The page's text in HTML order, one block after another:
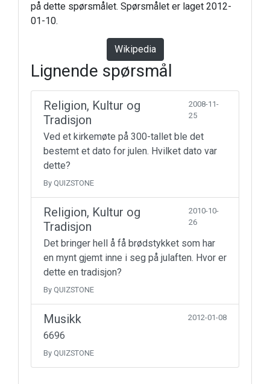
på dette spørsmålet. Spørsmålet er laget 2012-
01-10.
Wikipedia
Lignende spørsmål
Religion, Kultur og
Tradisjon
2008-11-
25
Ved et kirkemøte på 300-tallet ble det
bestemt et dato for julen. Hvilket dato var
dette?
By QUIZSTONE
Religion, Kultur og
Tradisjon
2010-10-
26
Det bringer hell å få brødstykket som har
en mynt gjemt inne i seg på julaften. Hvor er
dette en tradisjon?
By QUIZSTONE
Musikk 2012-01-08
6696
By QUIZSTONE